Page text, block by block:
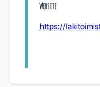
Website
https://